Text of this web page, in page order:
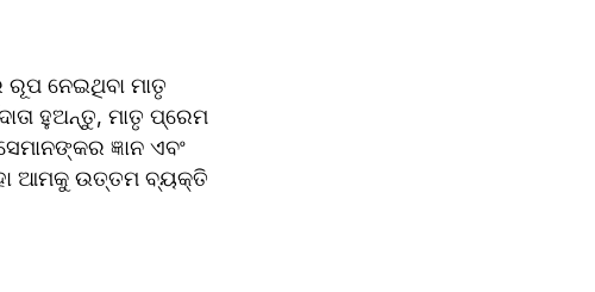
ନେଇଥିବା ମାତୃ
ହୁଅନ୍ତୁ, ମାତୃ ପ୍ରେମ
ଜ୍ଞାନ ଏବଂ
ଆମକୁ ଉତ୍ତମ ବ୍ୟକ୍ତି